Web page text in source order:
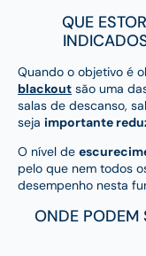
QUE
Quando o objetivo é
blackout são uma
salas de descanso,
seja importante
O nível de
pelo que nem todos
desempenho nesta
ONDE PODEM